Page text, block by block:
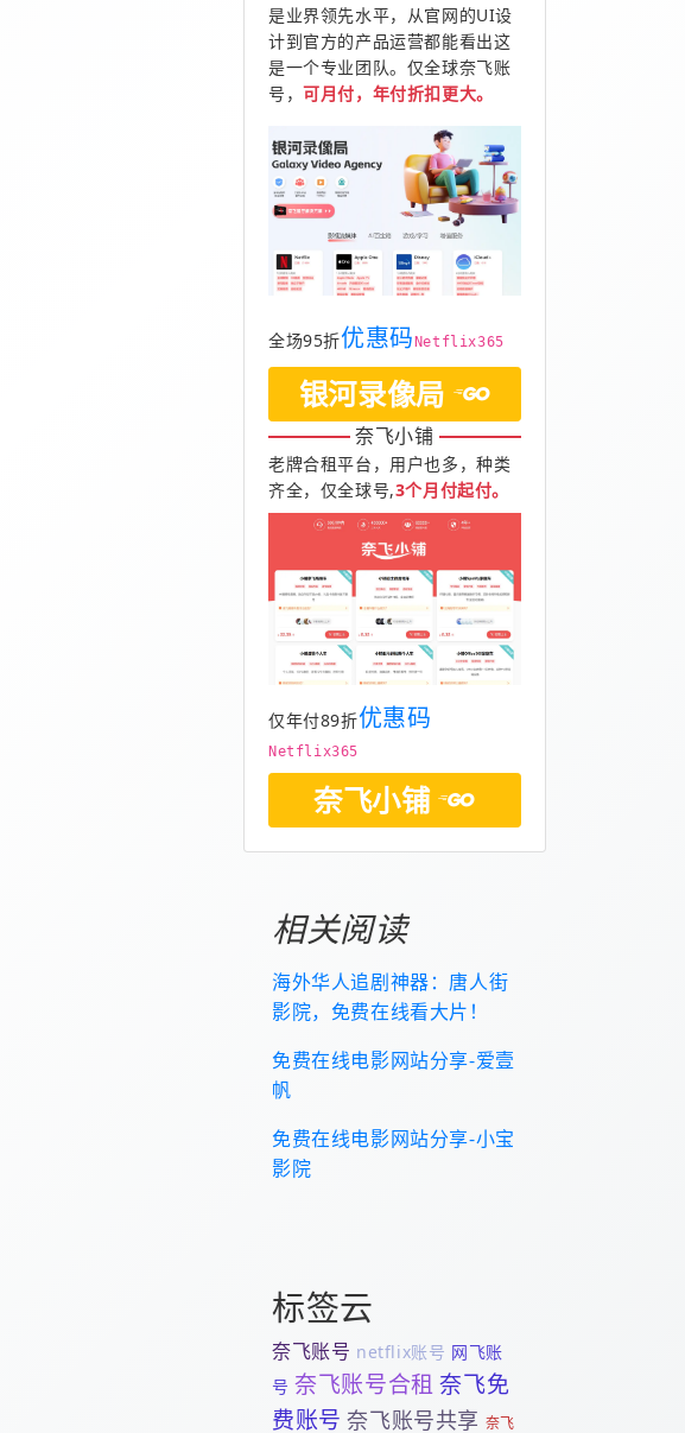
是业界领先水平，从官网的UI设
计到官方的产品运营都能看出这
是一个专业团队。仅全球奈飞账
号，可月付，年付折扣更大。
全场95折优惠码 Netflix365
银河录像局
奈飞小铺
老牌合租平台，用户也多，种类
齐全，仅全球号,3个月付起付。
仅年付89折优惠码
Netflix365
奈飞小铺
相关阅读
海外华人追剧神器：唐人街
影院，免费在线看大片！
免费在线电影网站分享-爱壹
帆
免费在线电影网站分享-小宝
影院
标签云
奈飞账号 netflix账号 网飞账
号 奈飞账号合租 奈飞免
费账号 奈飞账号共享 奈飞